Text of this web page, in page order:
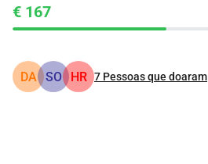
€ 167
DA SO HR 7 Pessoas que doaram